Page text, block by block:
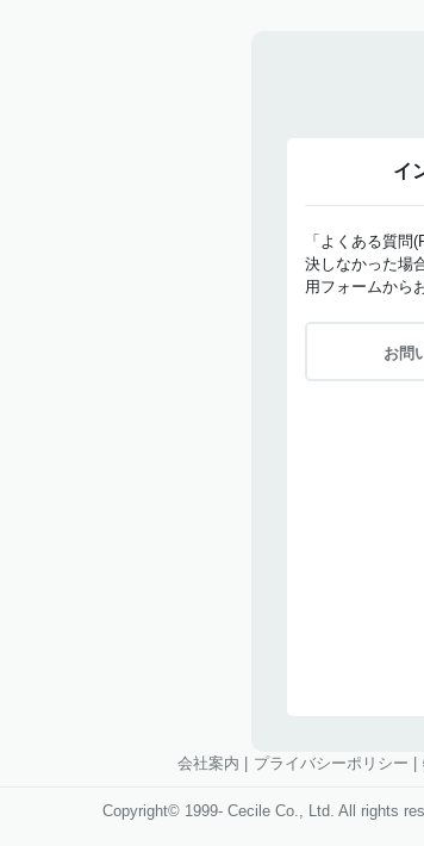
イ
「よくある質問
決しなかった場
用フォームから
お問
会社案内 プライバシーポリシー
Copyright© 1999- Cecile Co., Ltd. All rights